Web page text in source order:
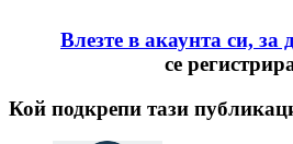
Влезте в акаунта си, за
се
Кой подкрепи тази